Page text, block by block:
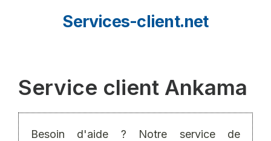
Services-client.net
Service client Ankama
Besoin d'aide ? Notre service de